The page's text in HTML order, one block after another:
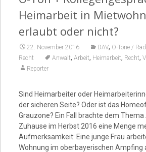
Heimarbeit in
erlaubt oder nicht?
22. November 2016 DAV, O-Töne /
Recht Anwalt, Arbeit, Heimarbeit, Recht,
Reporter
Sind Heimarbeiter oder
der sicheren Seite? Oder ist das
Grauzone? Ein Fall brachte dem
Zuhause im Herbst 2016 eine Menge
Aufmerksamkeit: Eine junge Frau
Wohnung im oberbayerischen Ampfing